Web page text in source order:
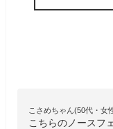
こさめちゃん(50代・女
こちらのノースフ